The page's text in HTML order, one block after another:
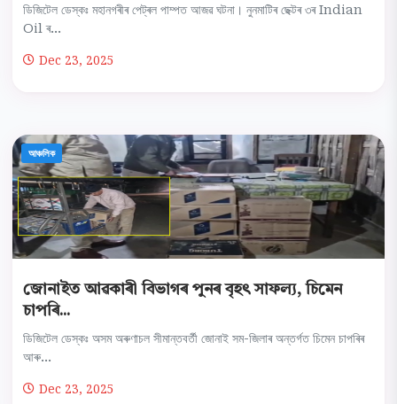
ডিজিটেল ডেস্কঃ মহানগৰীৰ পেট্ৰল পাম্পত আজৱ ঘটনা। নুনমাটিৰ ছেক্টৰ ৩ৰ Indian
Oil ৰ...
Dec 23, 2025
আঞ্চলিক
জোনাইত আৱকাৰী বিভাগৰ পুনৰ বৃহৎ সাফল্য, চিমেন
চাপৰি...
ডিজিটেল ডেস্কঃ অসম অৰুণাচল সীমান্তবৰ্তী জোনাই সম-জিলাৰ অন্তৰ্গত চিমেন চাপৰিৰ
আৰু...
Dec 23, 2025